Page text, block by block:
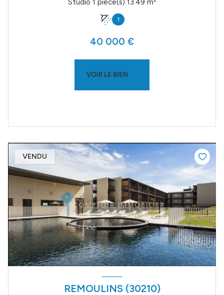
Studio 1 pièce(s) 13.49 m²
1
40 000 €
VOIR LE BIEN
VENDU
REMOULINS (30210)